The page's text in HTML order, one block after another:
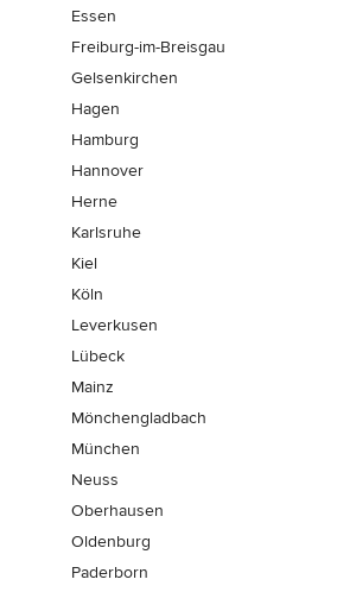
Essen
Freiburg-im-Breisgau
Gelsenkirchen
Hagen
Hamburg
Hannover
Herne
Karlsruhe
Kiel
Köln
Leverkusen
Lübeck
Mainz
Mönchen­gladbach
München
Neuss
Oberhausen
Oldenburg
Paderborn